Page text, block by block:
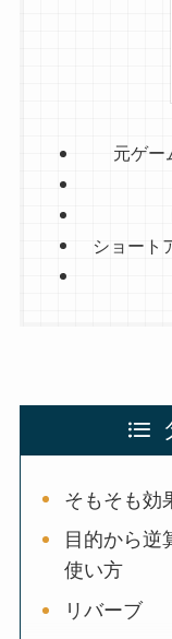
元ゲー
ショート
そもそも効
目的から逆
使い方
リバーブ